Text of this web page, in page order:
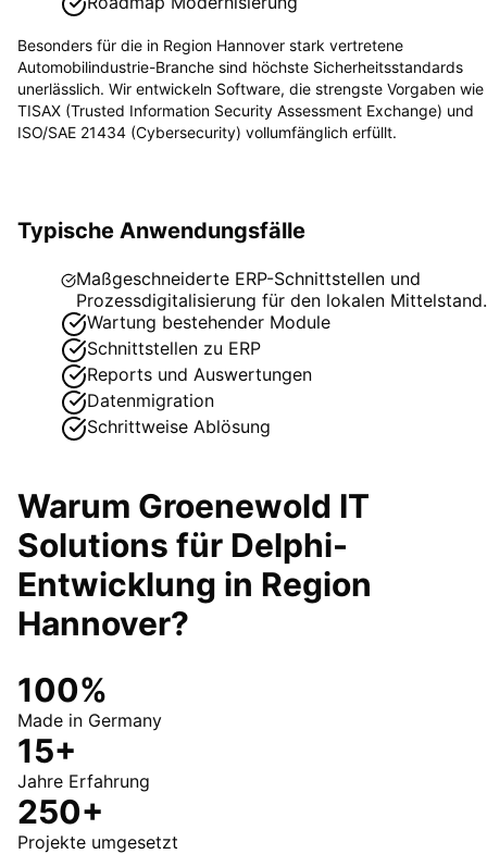
Besonders für die in Region Hannover stark vertretene
Automobilindustrie-Branche sind höchste Sicherheitsstandards
unerlässlich. Wir entwickeln Software, die strengste Vorgaben wie
TISAX (Trusted Information Security Assessment Exchange) und
ISO/SAE 21434 (Cybersecurity) vollumfänglich erfüllt.
Typische Anwendungsfälle
Maßgeschneiderte ERP-Schnittstellen und
Prozessdigitalisierung für den lokalen Mittelstand.
Wartung bestehender Module
Schnittstellen zu ERP
Reports und Auswertungen
Datenmigration
Schrittweise Ablösung
Warum Groenewold IT
Solutions für Delphi-
Entwicklung in Region
Hannover?
100%
Made in Germany
15+
Jahre Erfahrung
250+
Projekte umgesetzt